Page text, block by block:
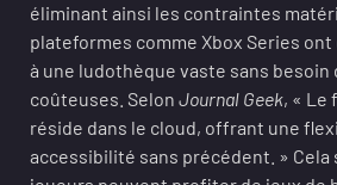
éliminant ainsi les contraintes
plateformes comme Xbox Series ont
à une ludothèque vaste sans besoin
coûteuses. Selon Journal Geek, « Le
réside dans le cloud, offrant une
accessibilité sans précédent. » Cela